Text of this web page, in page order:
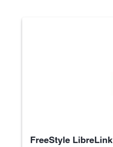
FreeStyle LibreLink